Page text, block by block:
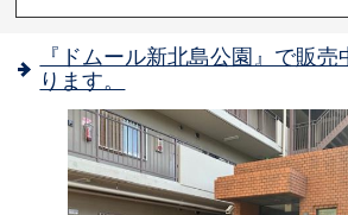
『ドムール新北島公園』で販
ります。